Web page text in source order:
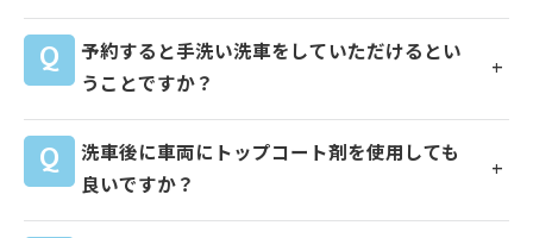
予約すると手洗い洗車をしていただけるとい
うことですか？
洗車後に車両にトップコート剤を使用しても
良いですか？